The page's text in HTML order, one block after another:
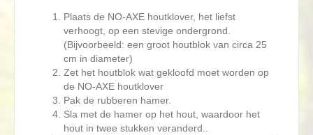
Plaats de NO-AXE houtklover, het liefst
verhoogt, op een stevige ondergrond.
(Bijvoorbeeld: een groot houtblok van circa 25
cm in diameter)
Zet het houtblok wat gekloofd moet worden op
de NO-AXE houtklover
Pak de rubberen hamer.
Sla met de hamer op het hout, waardoor het
hout in twee stukken veranderd..